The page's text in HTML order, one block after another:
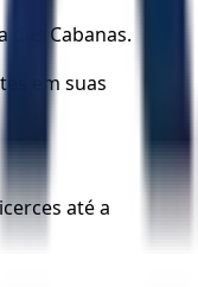
das Cabanas.
em suas
até a